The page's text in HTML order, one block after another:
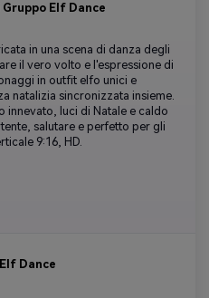
Gruppo Elf Dance
in una scena di danza degli
il vero volto e l'espressione di
in outfit elfo unici e
natalizia sincronizzata insieme.
luci di Natale e caldo
salutare e perfetto per gli
9:16, HD.
Dance